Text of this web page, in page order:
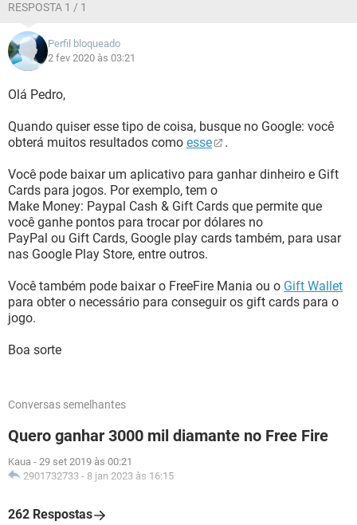
RESPOSTA 1 / 1
Perfil bloqueado
2 fev 2020 às 03:21
Olá Pedro,
Quando quiser esse tipo de coisa, busque no Google: você
obterá muitos resultados como esse .
Você pode baixar um aplicativo para ganhar dinheiro e Gift
Cards para jogos. Por exemplo, tem o
Make Money: Paypal Cash & Gift Cards que permite que
você ganhe pontos para trocar por dólares no
PayPal ou Gift Cards, Google play cards também, para usar
nas Google Play Store, entre outros.
Você também pode baixar o FreeFire Mania ou o Gift Wallet
para obter o necessário para conseguir os gift cards para o
jogo.
Boa sorte
Conversas semelhantes
Quero ganhar 3000 mil diamante no Free Fire
Kaua - 29 set 2019 às 00:21
2901732733 - 8 jan 2023 às 16:15
262 Respostas